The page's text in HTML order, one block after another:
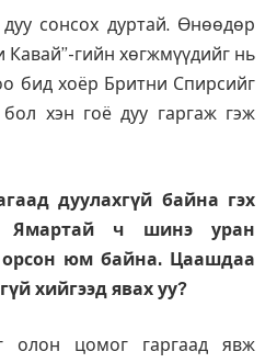
сонсох дуртай. Өнөөдөр
Кавай”-гийн хөгжмүүдийг нь
бид хоёр Бритни Спирсийг
хэн гоё дуу гаргаж гэж
дуулахгүй байна гэх
Ямартай ч шинэ уран
юм байна. Цаашдаа
хийгээд явах уу?
олон цомог гаргаад явж